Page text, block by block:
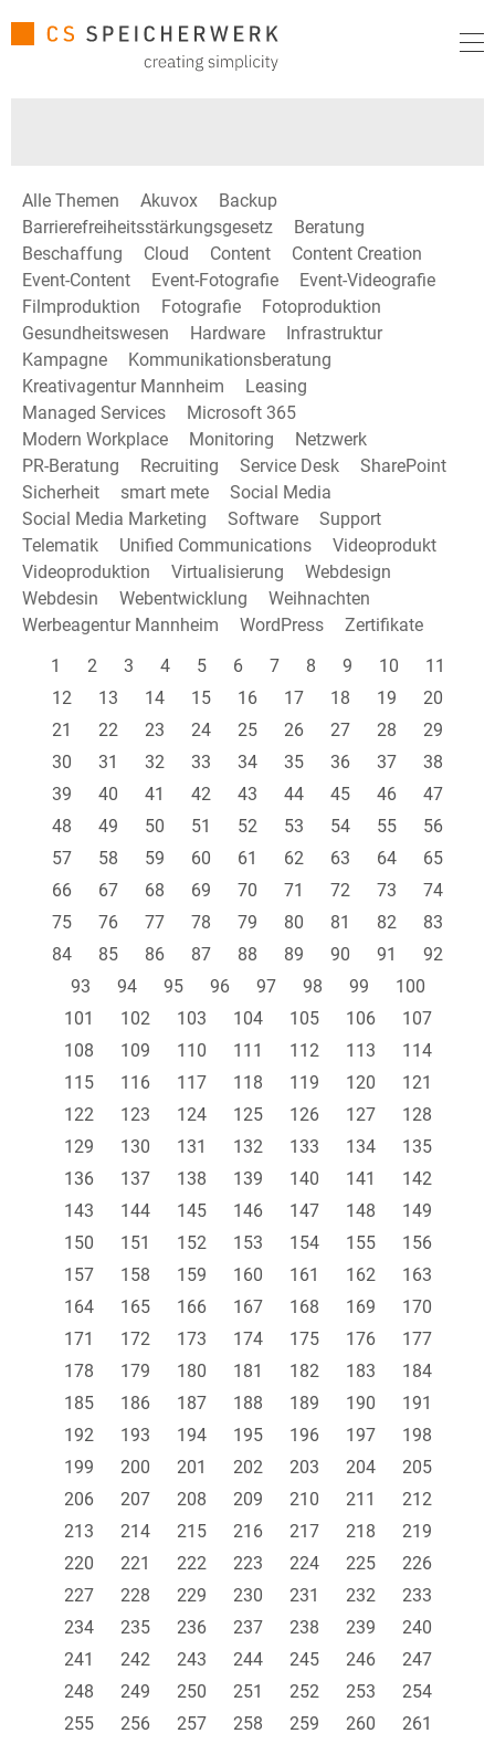
Alle Themen Akuvox
Backup
Barrierefreiheitsstärkungsgesetz
Beratung
Beschaffung
Cloud Content
Content Creation
Event-Content
Event-Fotografie
Event-Videografie
Filmproduktion
Fotografie
Fotoproduktion
Gesundheitswesen
Hardware
Infrastruktur
Kampagne
Kommunikationsberatung
Kreativagentur Mannheim
Leasing
Managed Services
Microsoft 365
Modern Workplace
Monitoring
Netzwerk
PR-Beratung
Recruiting Service Desk
SharePoint
Sicherheit
smart mete
Social Media
Social Media Marketing
Software
Support
Telematik
Unified Communications
Videoprodukt
Videoproduktion
Virtualisierung
Webdesign
Webdesin
Webentwicklung
Weihnachten
Werbeagentur Mannheim
WordPress
Zertifikate
1
2 3 4 5 6 7 8 9 10
11
12
13 14 15 16 17 18 19
20
21
22 23 24 25 26 27 28
29
30
31 32 33 34 35 36 37
38
39
40 41 42 43 44 45 46
47
48
49 50 51 52 53 54 55
56
57
58 59 60 61 62 63 64
65
66
67 68 69 70 71 72 73
74
75
76 77 78 79 80 81 82
83
84
85 86 87 88 89 90 91
92
93
94 95 96 97 98 99
100
101
102 103 104 105 106
107
108
109 110 111 112 113
114
115
116 117 118 119 120
121
122
123 124 125 126 127
128
129
130 131 132 133 134
135
136
137 138 139 140 141
142
143
144 145 146 147 148
149
150
151 152 153 154 155
156
157
158 159 160 161 162
163
164
165 166 167 168 169
170
171
172 173 174 175 176
177
178
179 180 181 182 183
184
185
186 187 188 189 190
191
192
193 194 195 196 197
198
199
200 201 202 203 204
205
206
207 208 209 210 211
212
213
214 215 216 217 218
219
220
221 222 223 224 225
226
227
228 229 230 231 232
233
234
235 236 237 238 239
240
241
242 243 244 245 246
247
248
249 250 251 252 253
254
255
256 257 258 259 260
261